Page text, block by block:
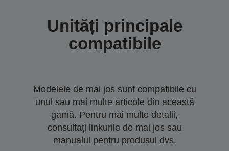
Unități principale
compatibile
Modelele de mai jos sunt compatibile cu
unul sau mai multe articole din această
gamă. Pentru mai multe detalii,
consultați linkurile de mai jos sau
manualul pentru produsul dvs.